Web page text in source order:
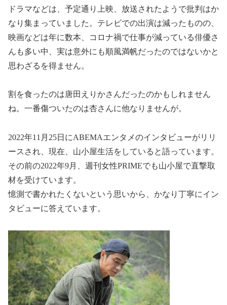
ドラマなどは、予定通り上映、放送されたようで批判はか
なり集まっていました。テレビでの出演は減ったものの、
映画などは年に数本、コロナ禍で仕事が減っている俳優さ
んも多い中、実は意外にも順風満帆だったのではないかと
思わざるを得ません。
割を食ったのは唐田えりかさんだったのかもしれません
ね。一番傷ついたのは杏さんに他なりませんが。
2022年11月25日にABEMAエンタメのインタビューがリリ
ースされ、現在、山小屋生活をしていると語っています。
その前の2022年9月、週刊女性PRIMEでも山小屋で直撃取
材を受けています。
憶測で書かれたくないという思いから、かなり丁寧にイン
タビューに答えています。